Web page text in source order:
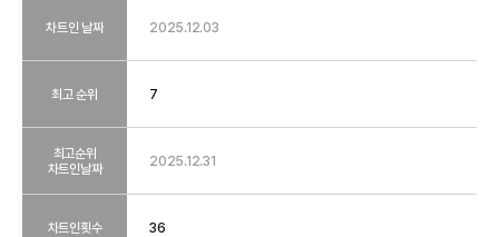
차트인 날짜
최고 순위
최고순위
차트인날짜
차트인횟수
2025.12.03
7
2025.12.31
36